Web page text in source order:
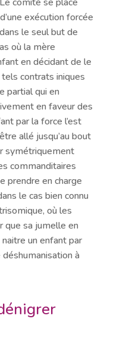
exécution forcée
le seul but de
où la mère
en décidant de le
contrats iniques
partial qui en
en faveur des
par la force l’est
allé jusqu’au bout
symétriquement
commanditaires
prendre en charge
le cas bien connu
où les
que sa jumelle en
un enfant par
à